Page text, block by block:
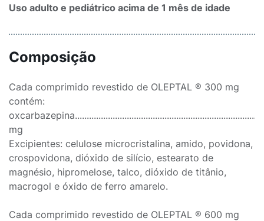
Uso adulto e pediátrico acima de 1 mês de idade
Composição
Cada comprimido revestido de OLEPTAL ® 300 mg
contém:
mg
Excipientes: celulose microcristalina, amido, povidona,
crospovidona, dióxido de silício, estearato de
magnésio, hipromelose, talco, dióxido de titânio,
macrogol e óxido de ferro amarelo.
Cada comprimido revestido de OLEPTAL ® 600 mg